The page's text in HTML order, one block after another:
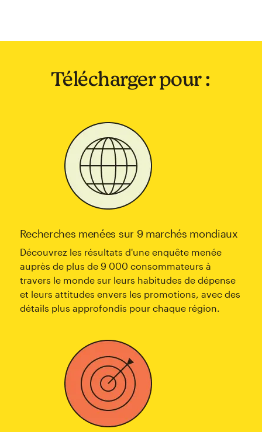
Télécharger pour :
Recherches menées sur 9 marchés mondiaux
Découvrez les résultats d'une enquête menée
auprès de plus de 9 000 consommateurs à
travers le monde sur leurs habitudes de dépense
et leurs attitudes envers les promotions, avec des
détails plus approfondis pour chaque région.